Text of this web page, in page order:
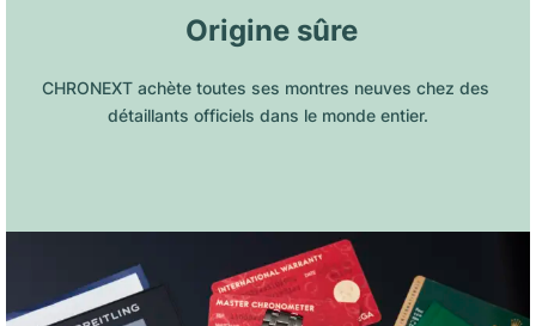
Origine sûre
CHRONEXT achète toutes ses montres neuves chez des
détaillants officiels dans le monde entier.